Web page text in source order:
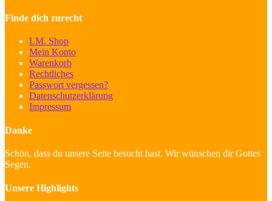
Finde dich zurecht
LM. Shop
Mein Konto
Warenkorb
Rechtliches
Passwort vergessen?
Datenschutzerklärung
Impressum
Danke
Schön, dass du unsere Seite besucht hast. Wir wünschen dir Gottes
Segen.
Unsere Highlights